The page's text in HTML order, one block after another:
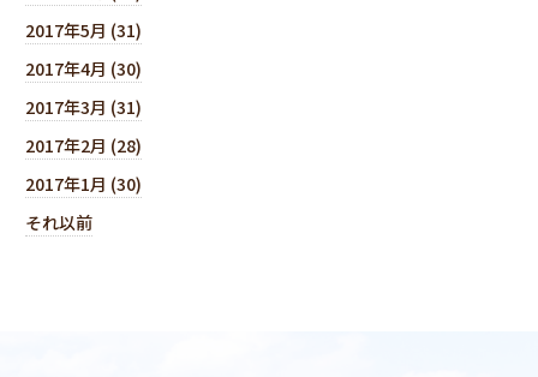
2017年5月 (31)
2017年4月 (30)
2017年3月 (31)
2017年2月 (28)
2017年1月 (30)
それ以前